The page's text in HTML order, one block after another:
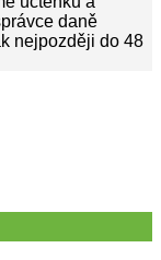
daně
nejpozději do 48